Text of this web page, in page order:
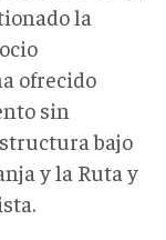
la
ofrecido
sin
bajo
y la Ruta y